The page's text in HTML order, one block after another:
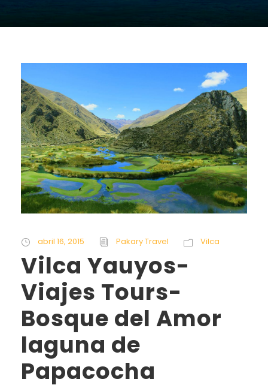
abril 16, 2015 Pakary Travel Vilca
Vilca Yauyos-
Viajes Tours-
Bosque del Amor
laguna de
Papacocha